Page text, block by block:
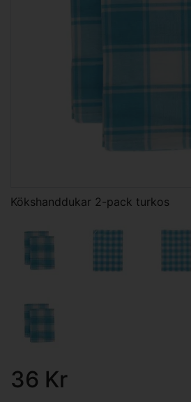
Kökshanddukar 2-pack turkos
36 Kr